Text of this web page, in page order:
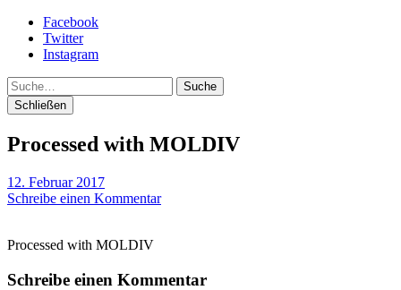
Facebook
Twitter
Instagram
Suche
Schließen
Processed with MOLDIV
12. Februar 2017
Schreibe einen Kommentar
Processed with MOLDIV
Schreibe einen Kommentar